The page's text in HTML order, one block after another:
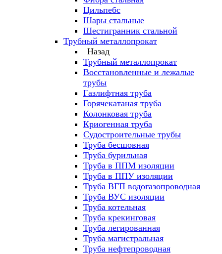
Цильпебс
Шары стальные
Шестигранник стальной
Трубный металлопрокат
Назад
Трубный металлопрокат
Восстановленные и лежалые
трубы
Газлифтная труба
Горячекатаная труба
Колонковая труба
Криогенная труба
Судостроительные трубы
Труба бесшовная
Труба бурильная
Труба в ППМ изоляции
Труба в ППУ изоляции
Труба ВГП водогазопроводная
Труба ВУС изоляции
Труба котельная
Труба крекинговая
Труба легированная
Труба магистральная
Труба нефтепроводная